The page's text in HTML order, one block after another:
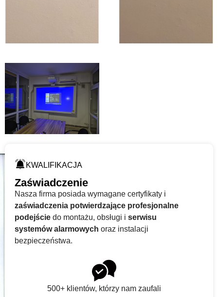
KWALIFIKACJA
Zaświadczenie
Nasza firma posiada wymagane certyfikaty i
zaświadczenia potwierdzające profesjonalne
podejście do montażu, obsługi i serwisu
systemów alarmowych oraz instalacji
bezpieczeństwa.
500+ klientów, którzy nam zaufali